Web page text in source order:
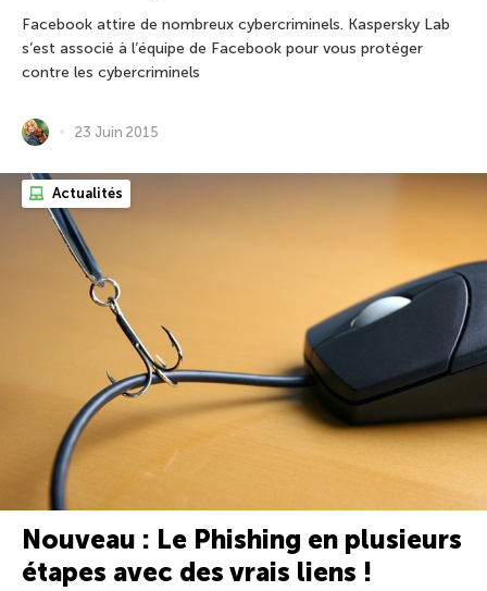
Facebook attire de nombreux cybercriminels. Kaspersky Lab
s’est associé à l’équipe de Facebook pour vous protéger
contre les cybercriminels
23 Juin 2015
Actualités
Nouveau : Le Phishing en plusieurs
étapes avec des vrais liens !